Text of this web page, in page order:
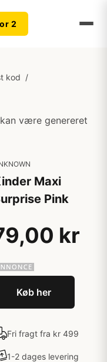
2
kod /
være genereret
Maxi
Pink
kr
Køb her
Fri fragt fra kr 499
1-2 dages levering